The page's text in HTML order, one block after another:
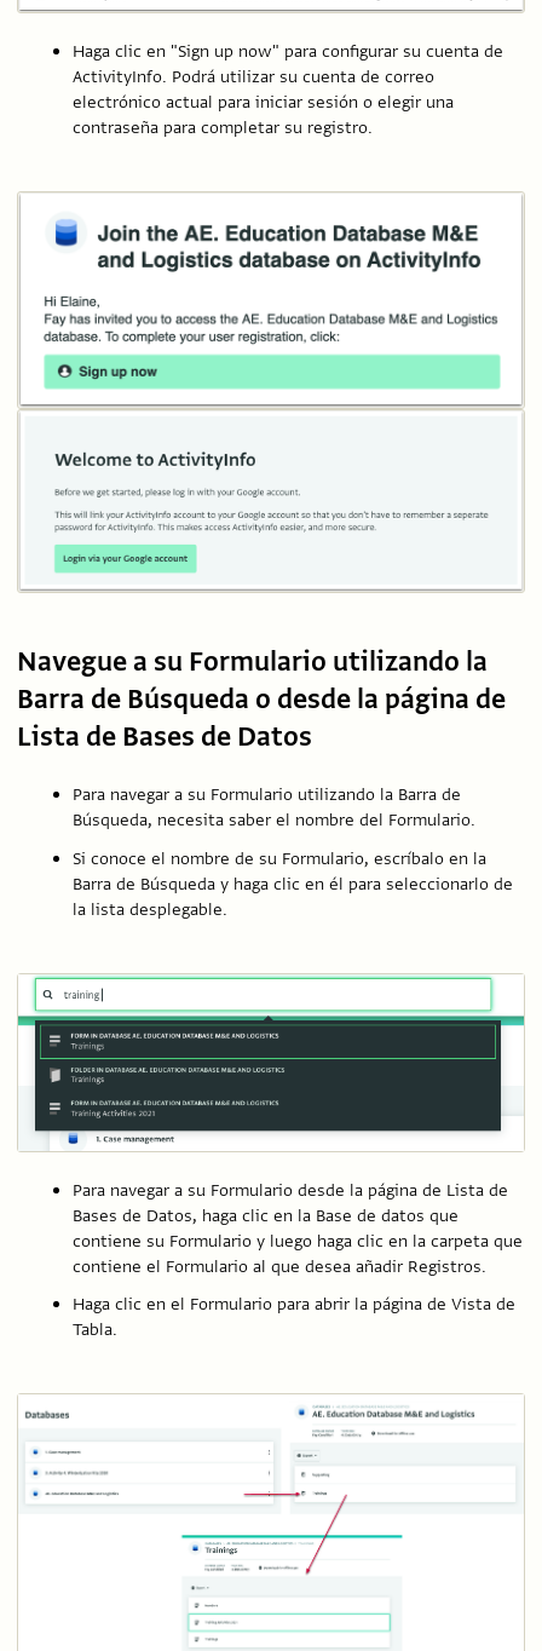
Haga clic en "Sign up now" para configurar su cuenta de
ActivityInfo. Podrá utilizar su cuenta de correo
electrónico actual para iniciar sesión o elegir una
contraseña para completar su registro.
Navegue a su Formulario utilizando la
Barra de Búsqueda o desde la página de
Lista de Bases de Datos
Para navegar a su Formulario utilizando la Barra de
Búsqueda, necesita saber el nombre del Formulario.
Si conoce el nombre de su Formulario, escríbalo en la
Barra de Búsqueda y haga clic en él para seleccionarlo de
la lista desplegable.
Para navegar a su Formulario desde la página de Lista de
Bases de Datos, haga clic en la Base de datos que
contiene su Formulario y luego haga clic en la carpeta que
contiene el Formulario al que desea añadir Registros.
Haga clic en el Formulario para abrir la página de Vista de
Tabla.